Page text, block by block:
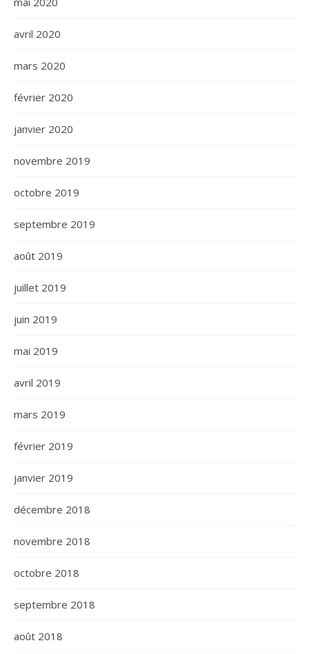
avril 2020
mars 2020
février 2020
janvier 2020
novembre 2019
octobre 2019
septembre 2019
août 2019
juillet 2019
juin 2019
mai 2019
avril 2019
mars 2019
février 2019
janvier 2019
décembre 2018
novembre 2018
octobre 2018
septembre 2018
août 2018